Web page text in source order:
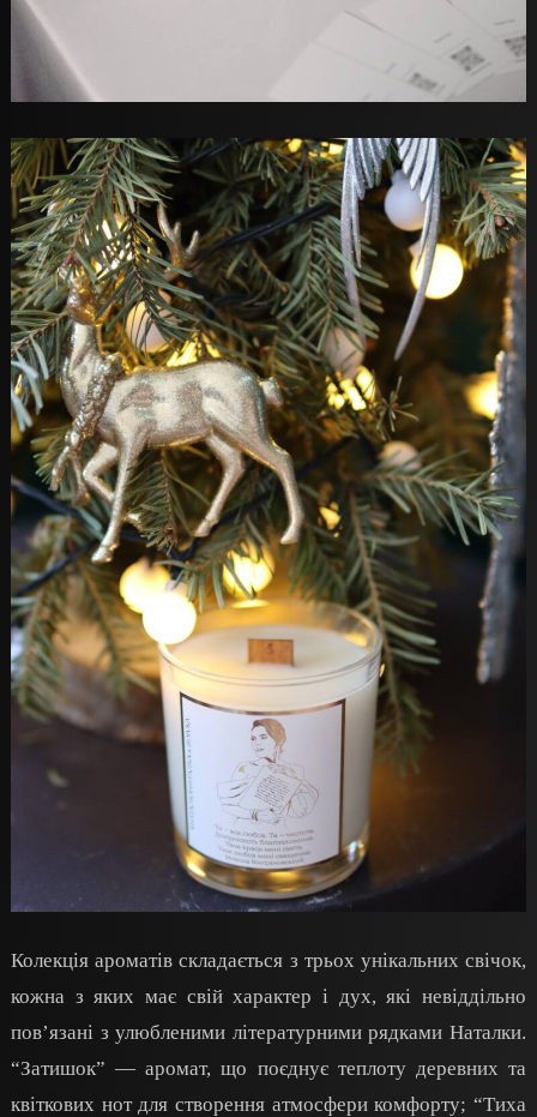
Колекція ароматів складається з трьох унікальних свічок,
кожна з яких має свій характер і дух, які невіддільно
пов’язані з улюбленими літературними рядками Наталки.
“Затишок” — аромат, що поєднує теплоту деревних та
квіткових нот для створення атмосфери комфорту; “Тиха